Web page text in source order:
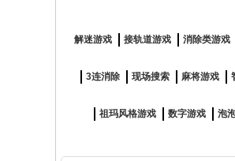
解迷游戏 接轨道游戏 消除类游戏
3连消除 现场搜索 麻将游戏
祖玛风格游戏 数字游戏 泡